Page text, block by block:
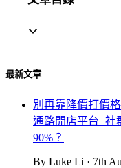
最新文章
別再靠降價打價
通路開店平台+社
90%？
By Luke Li · 7th